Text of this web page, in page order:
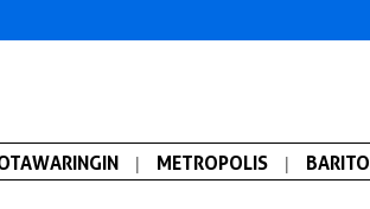
| METROPOLIS | BARITO